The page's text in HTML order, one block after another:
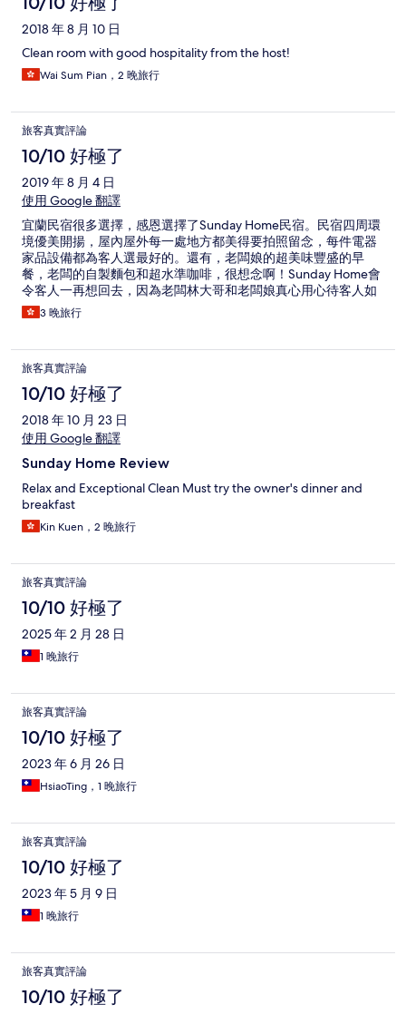
2018 年 8 月 10 日
Clean room with good hospitality from the host!
Wai Sum Pian，2 晚旅行
旅客真實評論
10/10 好極了
2019 年 8 月 4 日
使用 Google 翻譯
宜蘭民宿很多選擇，感恩選擇了Sunday Home民宿。民宿四周環
境優美開揚，屋內屋外每一處地方都美得要拍照留念，每件電器
家品設備都為客人選最好的。還有，老闆娘的超美味豐盛的早
餐，老闆的自製麵包和超水準咖啡，很想念啊！Sunday Home會
令客人一再想回去，因為老闆林大哥和老闆娘真心用心待客人如
遠方親友一樣 ^^
3 晚旅行
旅客真實評論
10/10 好極了
2018 年 10 月 23 日
使用 Google 翻譯
Sunday Home Review
Relax and Exceptional Clean Must try the owner's dinner and
breakfast
Kin Kuen，2 晚旅行
旅客真實評論
10/10 好極了
2025 年 2 月 28 日
1 晚旅行
旅客真實評論
10/10 好極了
2023 年 6 月 26 日
HsiaoTing，1 晚旅行
旅客真實評論
10/10 好極了
2023 年 5 月 9 日
1 晚旅行
旅客真實評論
10/10 好極了